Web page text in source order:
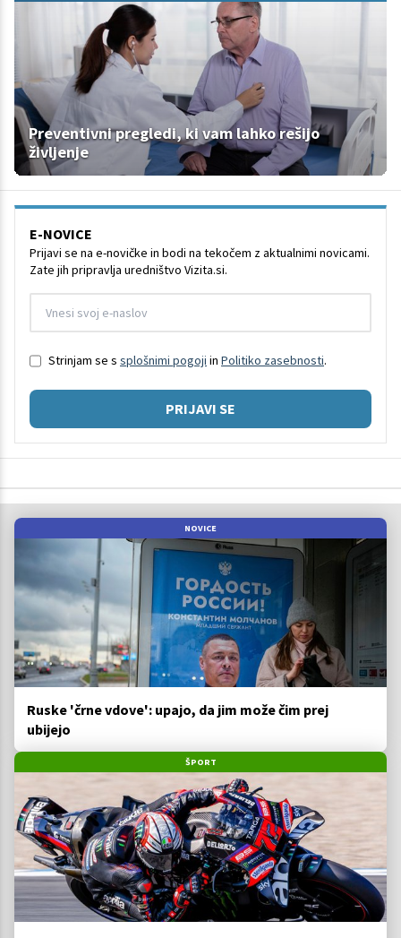
Preventivni pregledi, ki vam lahko rešijo
življenje
E-NOVICE
Prijavi se na e-novičke in bodi na tekočem z aktualnimi novicami.
Zate jih pripravlja uredništvo Vizita.si.
Strinjam se s splošnimi pogoji in Politiko zasebnosti.
PRIJAVI SE
NOVICE
Ruske 'črne vdove': upajo, da jim može čim prej
ubijejo
ŠPORT